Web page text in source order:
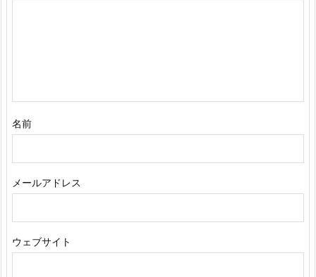
名前
メールアドレス
ウェブサイト